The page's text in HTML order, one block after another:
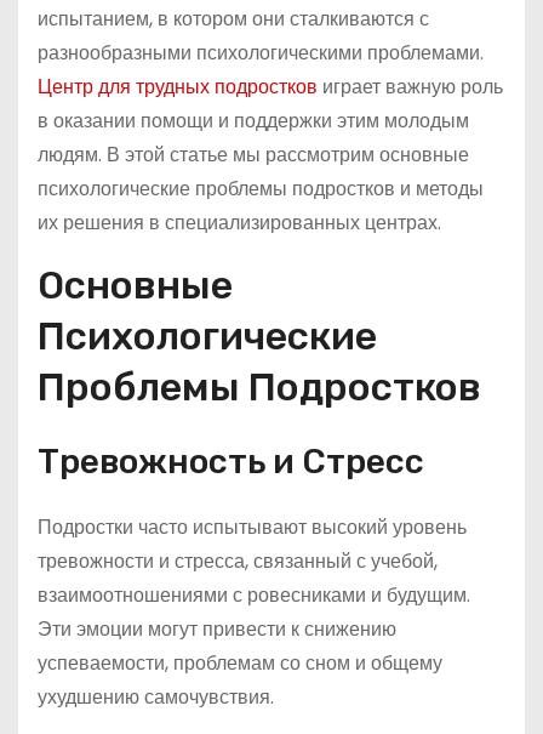
испытанием, в котором они сталкиваются с
разнообразными психологическими проблемами.
Центр для трудных подростков играет важную роль
в оказании помощи и поддержки этим молодым
людям. В этой статье мы рассмотрим основные
психологические проблемы подростков и методы
их решения в специализированных центрах.
Основные
Психологические
Проблемы Подростков
Тревожность и Стресс
Подростки часто испытывают высокий уровень
тревожности и стресса, связанный с учебой,
взаимоотношениями с ровесниками и будущим.
Эти эмоции могут привести к снижению
успеваемости, проблемам со сном и общему
ухудшению самочувствия.